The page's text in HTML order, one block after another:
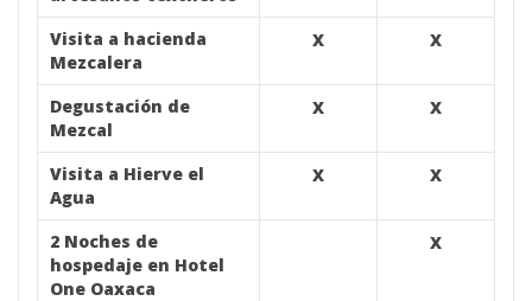
Visita a hacienda
Mezcalera
X X
Degustación de
Mezcal
X X
Visita a Hierve el
Agua
X X
2 Noches de
hospedaje en Hotel
One Oaxaca
X